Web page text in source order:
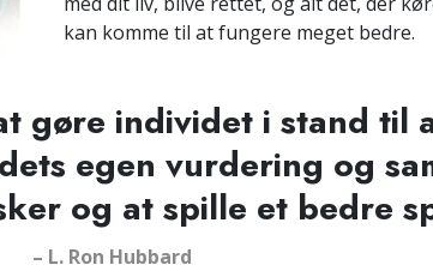
kan komme til at fungere meget bedre.
gøre individet i stand til
egen vurdering og
og at spille et bedre
– L. Ron Hubbard